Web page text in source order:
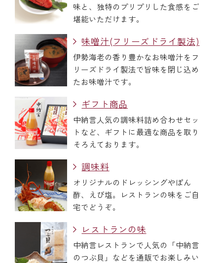
味と、独特のプリプリした食感をご
堪能いただけます。
味噌汁(フリーズドライ製法)
伊勢海老の香り豊かなお味噌汁をフ
リーズドライ製法で旨味を閉じ込め
たお味噌汁です。
ギフト商品
中納言人気の調味料詰め合わせセッ
トなど、ギフトに最適な商品を取り
そろえております。
調味料
オリジナルのドレッシングやぽん
酢、えび塩。レストランの味をご自
宅でどうぞ。
レストランの味
中納言レストランで人気の「中納言
のつぶ貝」などを通販でお楽しみい